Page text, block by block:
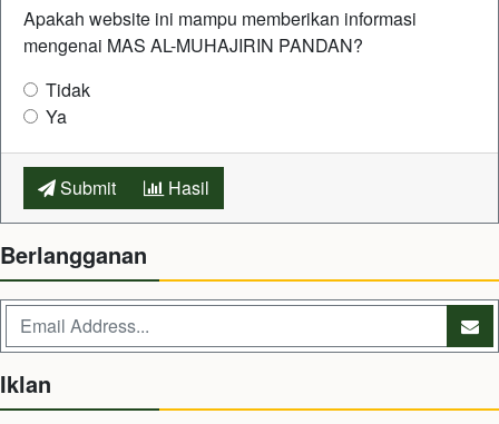
Apakah website ini mampu memberikan informasi
mengenai MAS AL-MUHAJIRIN PANDAN?
Tidak
Ya
Submit Hasil
Berlangganan
Iklan